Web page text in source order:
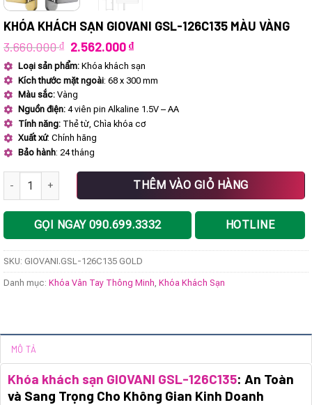
KHÓA KHÁCH SẠN GIOVANI GSL-126C135 MÀU VÀNG
3.660.000₫ Giá
gốc
là:
3.660.000 ₫.
2.562.000₫Giá
tại
là:
Loại sản phẩm: Khóa khách sạn
Kích thước mặt ngoài: 68 x 300 mm
Màu sắc: Vàng
Nguồn điện: 4 viên pin Alkaline 1.5V – AA
Tính năng: Thẻ từ, Chìa khóa cơ
Xuất xứ: Chính hãng
Bảo hành: 24 tháng
Khóa khách sạn GIOVANI GSL-126C135 màu vàng số lượng
THÊM VÀO GIỎ HÀNG
GỌI NGAY 090.699.3332 HOTLINE
SKU: GIOVANI.GSL-126C135 GOLD
Danh mục: Khóa Vân Tay Thông Minh Khóa Khách Sạn
MÔ TẢ
Khóa khách sạn GIOVANI GSL-126C135: An Toàn
và Sang Trọng Cho Không Gian Kinh Doanh